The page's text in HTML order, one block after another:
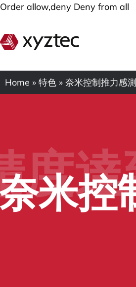
Order allow,deny Deny from all
Home » 特色 » 奈米控制推力感
米控
度